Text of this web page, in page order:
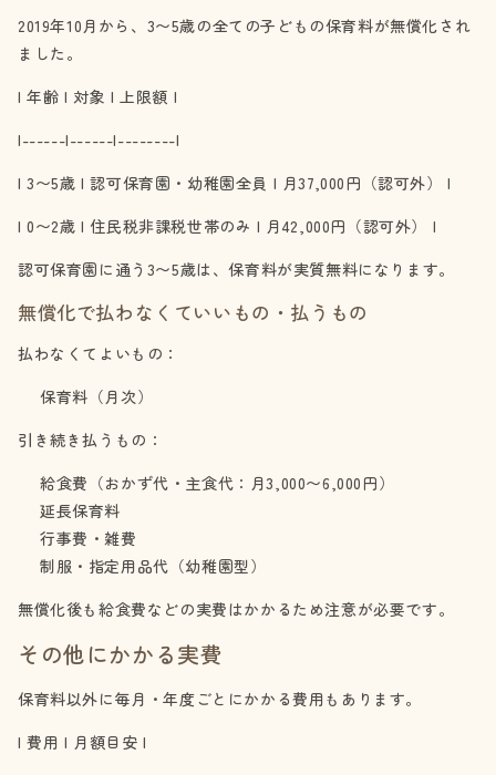
2019年10月から、3〜5歳の全ての子どもの保育料が無償化され
ました。
| 年齢 | 対象 | 上限額 |
|------|------|--------|
| 3〜5歳 | 認可保育園・幼稚園全員 | 月37,000円（認可外） |
| 0〜2歳 | 住民税非課税世帯のみ | 月42,000円（認可外） |
認可保育園に通う3〜5歳は、保育料が実質無料になります。
無償化で払わなくていいもの・払うもの
払わなくてよいもの：
保育料（月次）
引き続き払うもの：
給食費（おかず代・主食代：月3,000〜6,000円）
延長保育料
行事費・雑費
制服・指定用品代（幼稚園型）
無償化後も給食費などの実費はかかるため注意が必要です。
その他にかかる実費
保育料以外に毎月・年度ごとにかかる費用もあります。
| 費用 | 月額目安 |